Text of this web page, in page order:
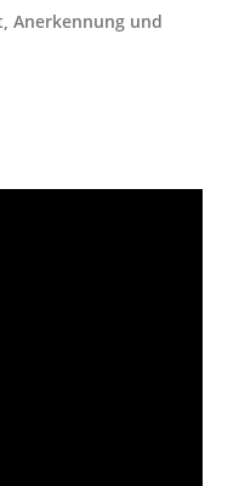
Anerkennung und